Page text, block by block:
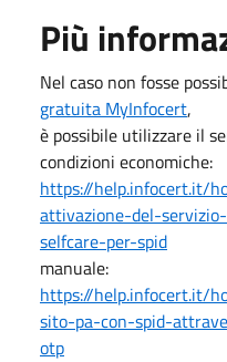
Più
Nel caso non fosse
gratuita MyInfocert,
è possibile utilizzare il
condizioni economiche:
https://help.infocert.it/
attivazione-del-
selfcare-per-spid
manuale:
https://help.infocert.it/
sito-pa-con-spid-
otp